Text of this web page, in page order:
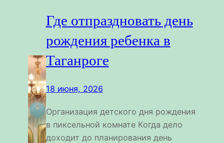
Где отпраздновать день
рождения ребенка в
Таганроге
18 июня, 2026
Организация детского дня рождения
в пиксельной комнате Когда дело
доходит до планирования день